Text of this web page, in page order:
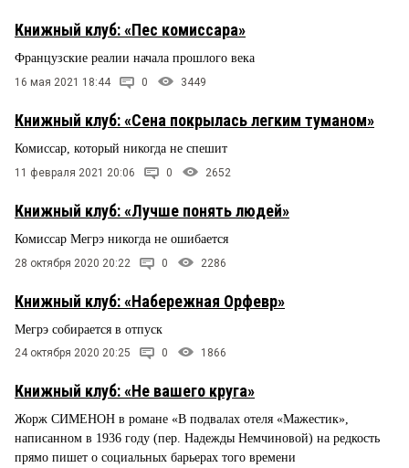
Книжный клуб: «Пес комиссара»
Французские реалии начала прошлого века
16 мая 2021 18:44 0 3449
Книжный клуб: «Сена покрылась легким туманом»
Комиссар, который никогда не спешит
11 февраля 2021 20:06 0 2652
Книжный клуб: «Лучше понять людей»
Комиссар Мегрэ никогда не ошибается
28 октября 2020 20:22 0 2286
Книжный клуб: «Набережная Орфевр»
Мегрэ собирается в отпуск
24 октября 2020 20:25 0 1866
Книжный клуб: «Не вашего круга»
​Жорж СИМЕНОН в романе «В подвалах отеля «Мажестик»,
написанном в 1936 году (пер. Надежды Немчиновой) на редкость
прямо пишет о социальных барьерах того времени